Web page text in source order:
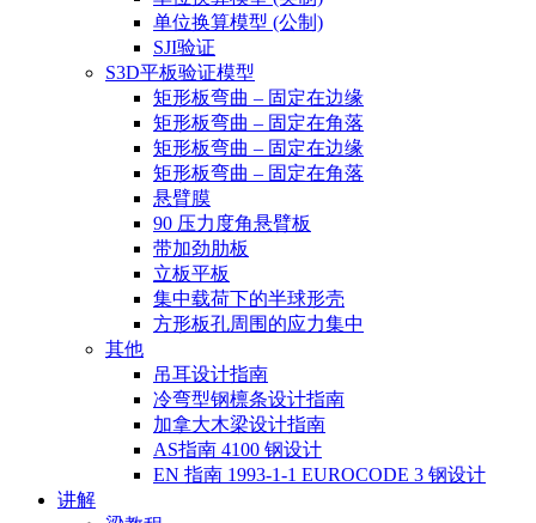
单位换算模型 (公制)
SJI验证
S3D平板验证模型
矩形板弯曲 – 固定在边缘
矩形板弯曲 – 固定在角落
矩形板弯曲 – 固定在边缘
矩形板弯曲 – 固定在角落
悬臂膜
90 压力度角悬臂板
带加劲肋板
立板平板
集中载荷下的半球形壳
方形板孔周围的应力集中
其他
吊耳设计指南
冷弯型钢檩条设计指南
加拿大木梁设计指南
AS指南 4100 钢设计
EN 指南 1993-1-1 EUROCODE 3 钢设计
讲解